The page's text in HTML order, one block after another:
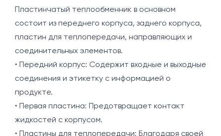
Пластинчатый теплообменник в основном
состоит из переднего корпуса, заднего корпуса,
пластин для теплопередачи, направляющих и
соединительных элементов.
• Передний корпус: Содержит входные и выходные
соединения и этикетку с информацией о
продукте.
• Первая пластина: Предотвращает контакт
жидкостей с корпусом.
• Пластины для теплопередачи: Благодаря своей